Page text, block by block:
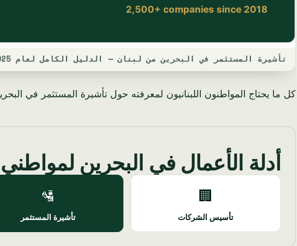
تأشيرة المستثمر في البحرين من لبنان — الدليل الكامل لعام 2025
كل ما يحتاج المواطنون اللبنانيون لمعرفته حول تأشيرة المستثمر في
أدلة الأعمال في البحرين لمواطني
🏢
تأسيس الشركات
🛂
تأشيرة المستثمر